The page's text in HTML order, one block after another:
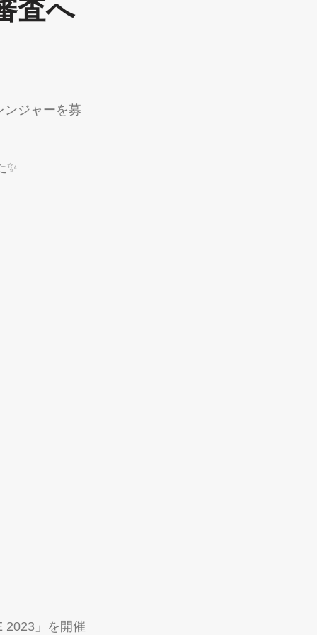
査へ
✨
2023」を開催